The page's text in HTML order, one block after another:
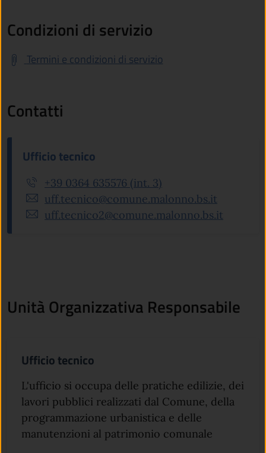
Condizioni di servizio
Termini e condizioni di servizio
Contatti
Ufficio tecnico
+39 0364 635576 (int. 3)
uff.tecnico@comune.malonno.bs.it
uff.tecnico2@comune.malonno.bs.it
Unità Organizzativa Responsabile
Ufficio tecnico
L'ufficio si occupa delle pratiche edilizie, dei
lavori pubblici realizzati dal Comune, della
programmazione urbanistica e delle
manutenzioni al patrimonio comunale